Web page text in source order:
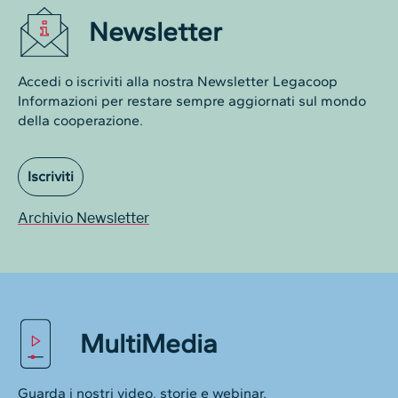
Newsletter
Accedi o iscriviti alla nostra Newsletter Legacoop
Informazioni per restare sempre aggiornati sul mondo
della cooperazione.
Iscriviti
Archivio Newsletter
MultiMedia
Guarda i nostri video, storie e webinar.